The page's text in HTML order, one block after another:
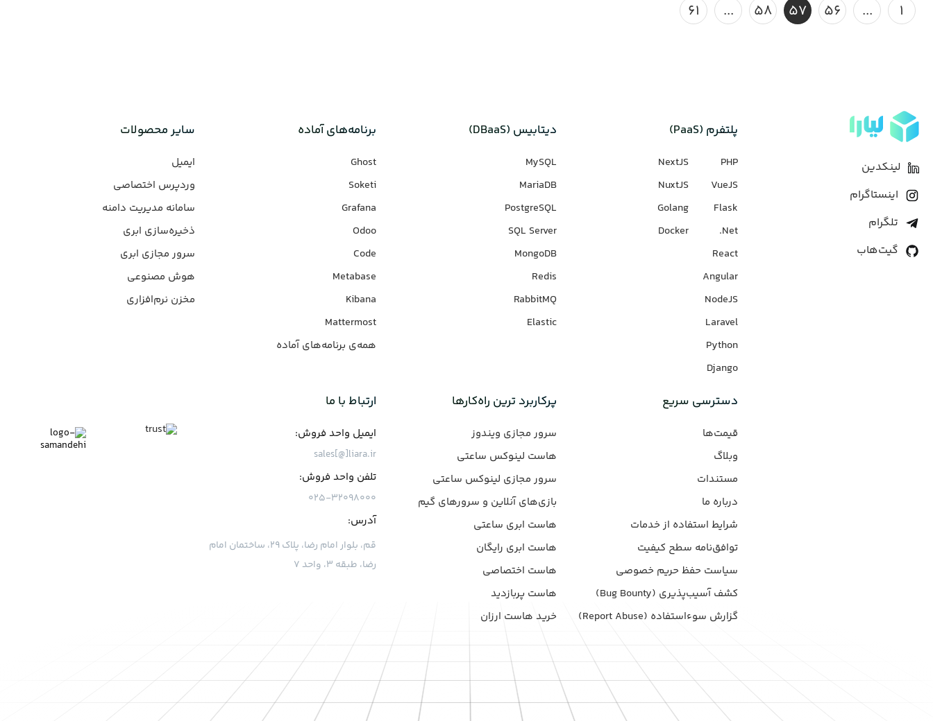
۱ ... ۵۶ ۵۷ ۵۸ ... ۶۱
لینکدین
اینستاگرام
تلگرام
گیت‌هاب
پلتفرم (PaaS)
PHP
VueJS
Flask
Net.
React
Angular
NodeJS
Laravel
Python
Django
NextJS
NuxtJS
Golang
Docker
دیتابیس‌ (DBaaS)
MySQL
MariaDB
PostgreSQL
SQL Server
MongoDB
Redis
RabbitMQ
Elastic
برنامه‌های‌ آماده
Ghost
Soketi
Grafana
Odoo
Code
Metabase
Kibana
Mattermost
همه‌ی برنامه‌های آماده
سایر محصولات
ایمیل
وردپرس‌ اختصاصی
سامانه مدیریت دامنه
ذخیره‌سازی ابری
سرور مجازی ابری
هوش مصنوعی
مخزن نرم‌افزاری
دسترسی سریع
قیمت‌ها
وبلاگ
مستندات
درباره ما
شرایط استفاده از خدمات
توافق‌نامه سطح کیفیت
سیاست حفظ حریم خصوصی
کشف آسیب‌پذیری (Bug Bounty)
گزارش سوءاستفاده (Report Abuse)
پرکاربرد ترین راه‌کارها
سرور مجازی ویندوز
هاست لینوکس ساعتی
سرور مجازی لینوکس ساعتی
بازی‌های آنلاین و سرورهای گیم
هاست ابری ساعتی
هاست ابری رایگان
هاست اختصاصی
هاست پربازدید
خرید هاست ارزان
ارتباط با ما
ایمیل واحد فروش:
sales[@]liara.ir
تلفن واحد فروش:
۰۲۵-۳۲۰۹۸۰۰۰
آدرس:
قم، بلوار امام رضا، پلاک ۲۹، ساختمان امام
رضا، طبقه ۳، واحد ۷